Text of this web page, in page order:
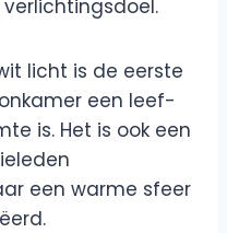
verlichtingsdoel.
licht is de eerste
een leef-
is. Het is ook een
een warme sfeer